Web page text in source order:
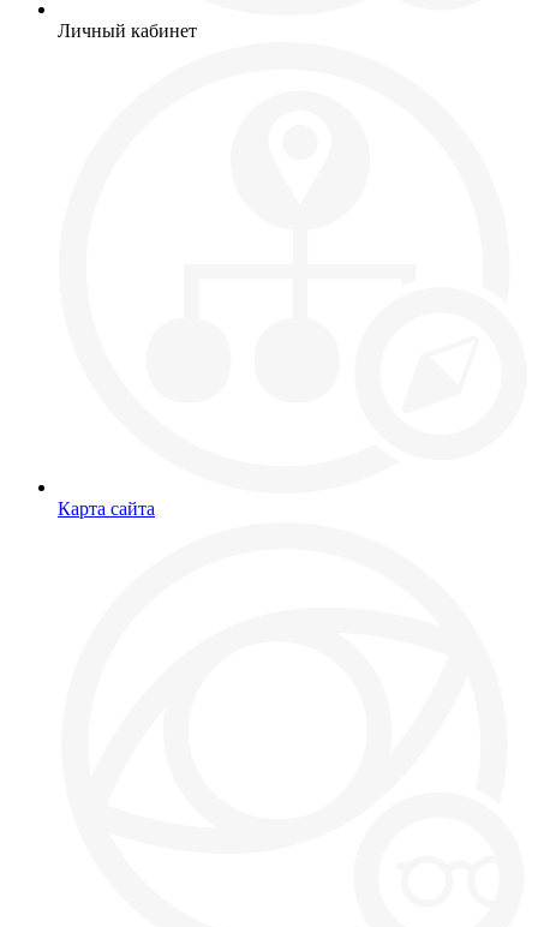
Личный кабинет
Карта сайта